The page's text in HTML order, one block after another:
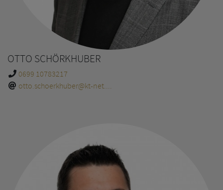
OTTO SCHÖRKHUBER
0699 10783217
otto.schoerkhuber@kt-net....